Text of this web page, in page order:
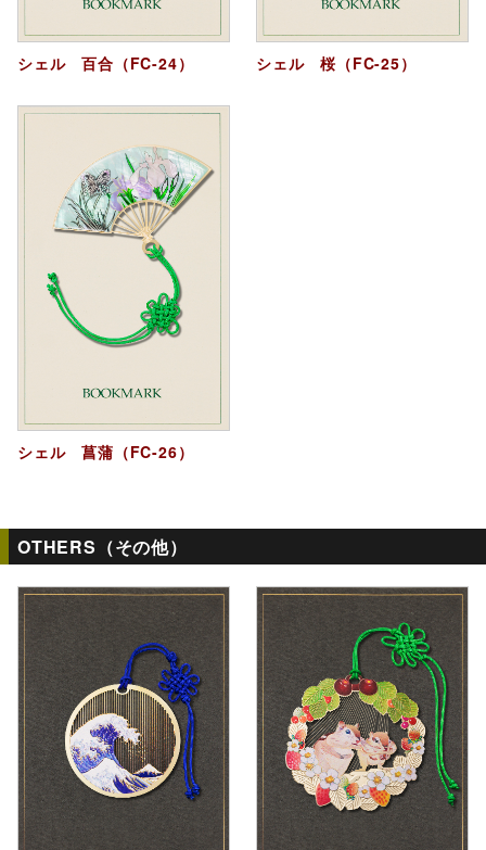
シェル 百合（FC-24） シェル 桜（FC-25）
シェル 菖蒲（FC-26）
OTHERS（その他）